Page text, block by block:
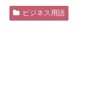
ビジネス用語